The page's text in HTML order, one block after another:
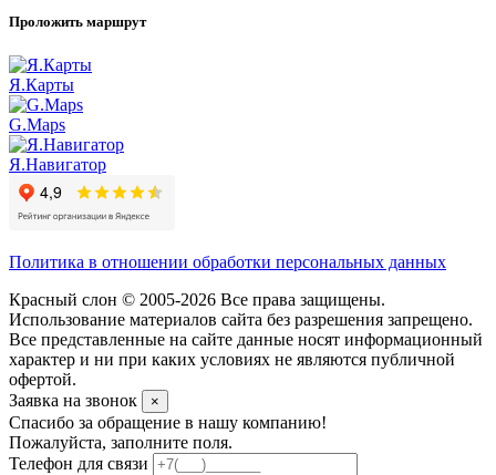
Проложить маршрут
Я.Карты
G.Maps
Я.Навигатор
Политика в отношении обработки персональных данных
Красный слон © 2005-2026 Все права защищены.
Использование материалов сайта без разрешения запрещено.
Все представленные на сайте данные носят информационный
характер и ни при каких условиях не являются публичной
офертой.
Заявка на звонок
×
Спасибо за обращение в нашу компанию!
Пожалуйста, заполните поля.
Телефон для связи